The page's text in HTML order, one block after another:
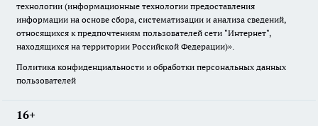
технологии (информационные технологии предоставления
информации на основе сбора, систематизации и анализа сведений,
относящихся к предпочтениям пользователей сети "Интернет",
находящихся на территории Российской Федерации)».
Политика конфиденциальности и обработки персональных данных
пользователей
16+